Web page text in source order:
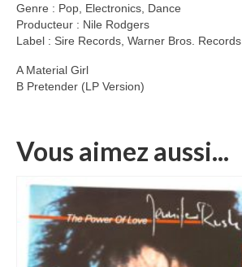
Genre : Pop, Electronics, Dance
Producteur : Nile Rodgers
Label : Sire Records, Warner Bros. Records
A Material Girl
B Pretender (LP Version)
Vous aimez aussi...